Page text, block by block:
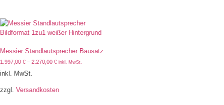
Messier Standlautsprecher Bausatz
1.997,00 € – 2.270,00 € inkl. MwSt.
inkl. MwSt.
zzgl. Versandkosten